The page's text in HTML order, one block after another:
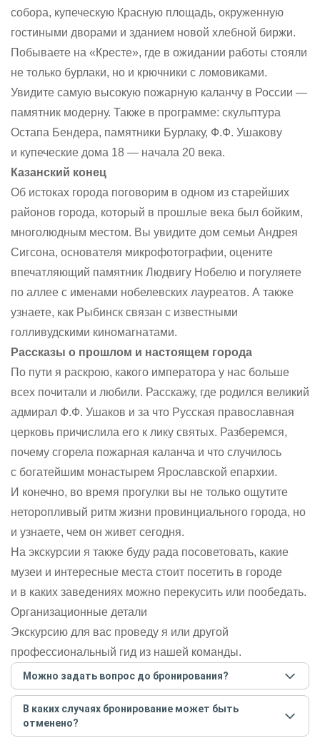
собора, купеческую Красную площадь, окруженную
гостиными дворами и зданием новой хлебной биржи.
Побываете на «Кресте», где в ожидании работы стояли
не только бурлаки, но и крючники с ломовиками.
Увидите самую высокую пожарную каланчу в России —
памятник модерну. Также в программе: скульптура
Остапа Бендера, памятники Бурлаку, Ф.Ф. Ушакову
и купеческие дома 18 — начала 20 века.
Казанский конец
Об истоках города поговорим в одном из старейших
районов города, который в прошлые века был бойким,
многолюдным местом. Вы увидите дом семьи Андрея
Сигсона, основателя микрофотографии, оцените
впечатляющий памятник Людвигу Нобелю и погуляете
по аллее с именами нобелевских лауреатов. А также
узнаете, как Рыбинск связан с известными
голливудскими киномагнатами.
Рассказы о прошлом и настоящем города
По пути я раскрою, какого императора у нас больше
всех почитали и любили. Расскажу, где родился великий
адмирал Ф.Ф. Ушаков и за что Русская православная
церковь причислила его к лику святых. Разберемся,
почему сгорела пожарная каланча и что случилось
с богатейшим монастырем Ярославской епархии.
И конечно, во время прогулки вы не только ощутите
неторопливый ритм жизни провинциального города, но
и узнаете, чем он живет сегодня.
На экскурсии я также буду рада посоветовать, какие
музеи и интересные места стоит посетить в городе
и в каких заведениях можно перекусить или пообедать.
Организационные детали
Экскурсию для вас проведу я или другой
профессиональный гид из нашей команды.
Можно задать вопрос до бронирования?
Достаточно перейти по ссылке «Задать вопрос» и
написать гиду. Платить при этом не нужно. Сначала
согласуйте с гидом интересующие вас вопросы и после
В каких случаях бронирование может быть
отменено?